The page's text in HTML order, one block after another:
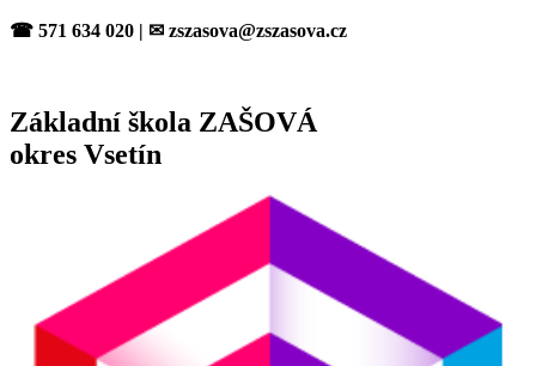
Přejít
☎ 571 634 020 | ✉ zszasova@zszasova.cz
Základní škola ZAŠOVÁ
okres Vsetín